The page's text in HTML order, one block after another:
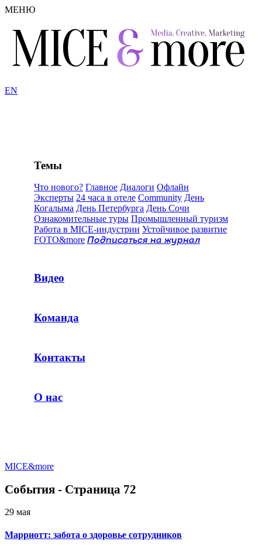
МЕНЮ
EN
Темы
Что нового? Главное Диалоги Офлайн
Эксперты 24 часа в отеле Community День
Когалыма День Петербурга День Сочи
Ознакомительные туры Промышленный туризм
Работа в MICE-индустрии Устойчивое развитие
FOTO&more Подписаться на журнал
Видео
Команда
Контакты
О нас
MICE&more
События - Страница 72
29 мая
Марриотт: забота о здоровье сотрудников